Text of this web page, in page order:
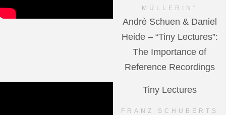
MÜLLERIN"
Andrè Schuen & Daniel
Heide – “Tiny Lectures”:
The Importance of
Reference Recordings
Tiny Lectures
FRANZ SCHUBERTS